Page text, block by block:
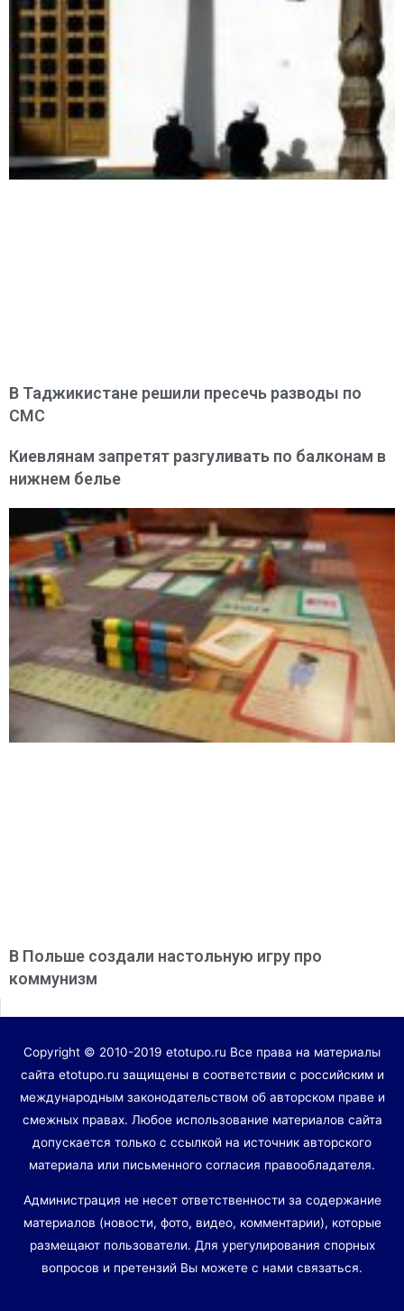
В Таджикистане решили пресечь разводы по
СМС
Киевлянам запретят разгуливать по балконам в
нижнем белье
В Польше создали настольную игру про
коммунизм
Copyright © 2010-2019 etotupo.ru Все права на материалы
сайта etotupo.ru защищены в соответствии с российским и
международным законодательством об авторском праве и
смежных правах. Любое использование материалов сайта
допускается только с ссылкой на источник авторского
материала или письменного согласия правообладателя.
Администрация не несет ответственности за содержание
материалов (новости, фото, видео, комментарии), которые
размещают пользователи. Для урегулирования спорных
вопросов и претензий Вы можете с нами связаться.